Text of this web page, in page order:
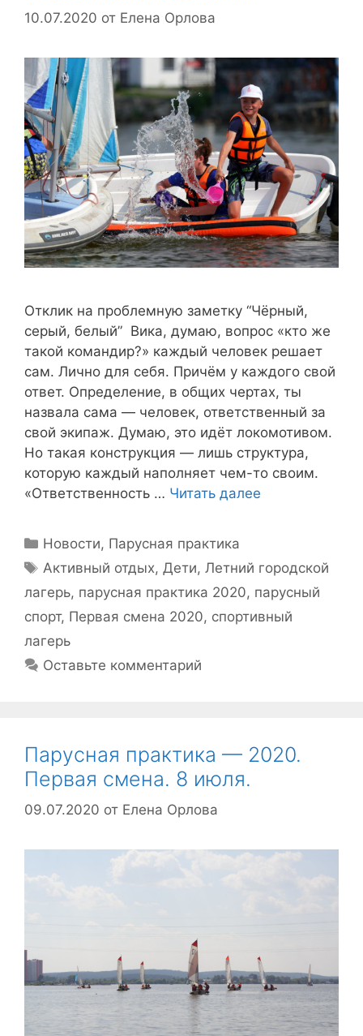
10.07.2020 от Елена Орлова
Отклик на проблемную заметку “Чёрный,
серый, белый” Вика, думаю, вопрос «кто же
такой командир?» каждый человек решает
сам. Лично для себя. Причём у каждого свой
ответ. Определение, в общих чертах, ты
назвала сама — человек, ответственный за
свой экипаж. Думаю, это идёт локомотивом.
Но такая конструкция — лишь структура,
которую каждый наполняет чем-то своим.
«Ответственность … Читать далее
Рубрики
Новости, Парусная практика
Метки
Активный отдых,Дети,Летний городской
лагерь, парусная практика 2020, парусный
спорт, Первая смена 2020, спортивный
лагерь
Оставьте комментарий
Парусная практика — 2020.
Первая смена. 8 июля.
09.07.2020 от Елена Орлова